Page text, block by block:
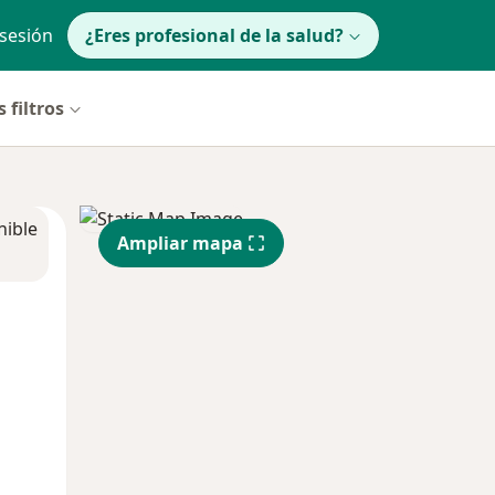
¿Eres profesional de la salud?
filtros
Ampliar mapa